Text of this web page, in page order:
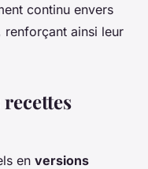
continu envers
renforçant ainsi leur
en versions